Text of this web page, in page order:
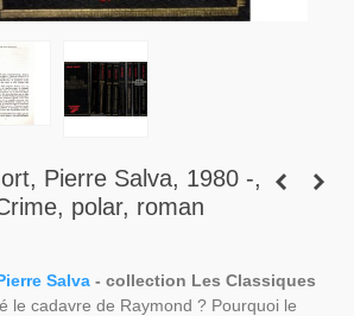
Pierre Salva, 1980 -,
polar, roman
Salva - collection Les Classiques
le cadavre de Raymond ? Pourquoi le